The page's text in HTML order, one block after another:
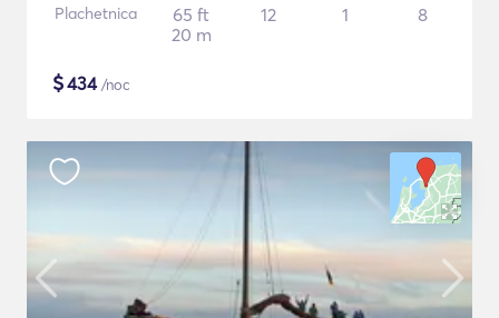
Plachetnica
65 ft
20 m
12 1 8
$434/noc